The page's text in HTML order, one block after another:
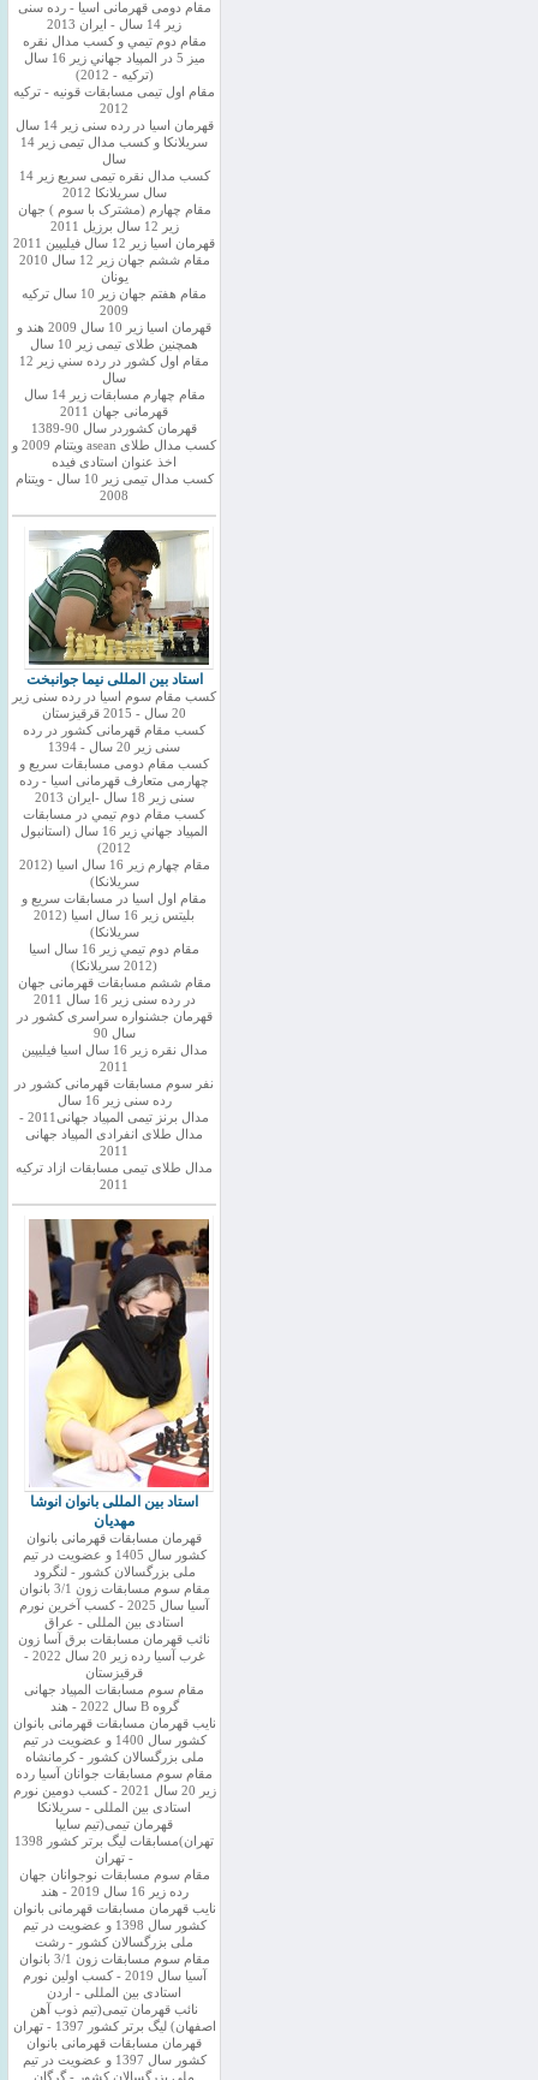
مقام دومی قهرمانی اسیا - رده سنی
زیر 14 سال - ایران 2013
مقام دوم تيمي و كسب مدال نقره
ميز 5 در المپياد جهاني زير 16 سال
(تركيه - 2012)
مقام اول تیمی مسابقات قونیه - ترکیه
2012
قهرمان اسیا در رده سنی زیر 14 سال
سريلانكا و کسب مدال تیمی زیر 14
سال
کسب مدال نقره تیمی سریع زیر 14
سال سریلانکا 2012
مقام چهارم (مشترک با سوم ) جهان
زیر 12 سال برزیل 2011
قهرمان اسيا زير 12 سال فیلیپین 2011
مقام ششم جهان زیر 12 سال 2010
یونان
مقام هفتم جهان زیر 10 سال ترکیه
2009
قهرمان اسيا زیر 10 سال 2009 هند و
همچنین طلای تیمی زیر 10 سال
مقام اول كشور در رده سني زير 12
سال
مقام چهارم مسابقات زیر 14 سال
قهرمانی جهان 2011
قهرمان کشوردر سال 90-1389
کسب مدال طلای asean ویتنام 2009 و
اخذ عنوان استادی فیده
کسب مدال تیمی زیر 10 سال - ویتنام
2008
استاد بین المللی نیما جوانبخت
کسب مقام سوم اسیا در رده سنی زیر
20 سال - 2015 قرقیزستان
کسب مقام قهرمانی کشور در رده
سنی زیر 20 سال - 1394
کسب مقام دومی مسابقات سریع و
چهارمی متعارف قهرمانی اسیا - رده
سنی زیر 18 سال -ایران 2013
كسب مقام دوم تيمي در مسابقات
المپياد جهاني زير 16 سال (استانبول
2012)
مقام چهارم زير 16 سال اسيا (2012
سريلانكا)
مقام اول اسيا در مسابقات سريع و
بليتس زير 16 سال اسيا (2012
سريلانكا)
مقام دوم تيمي زير 16 سال اسيا
(2012 سريلانكا)
مقام ششم مسابقات قهرمانی جهان
در رده سنی زیر 16 سال 2011
قهرمان جشنواره سراسری کشور در
سال 90
مدال نقره زیر 16 سال اسیا فیلیپین
2011
نفر سوم مسابقات قهرمانی کشور در
رده سنی زیر 16 سال
مدال برنز تیمی المپیاد جهانی2011 -
مدال طلای انفرادی المپیاد جهانی
2011
مدال طلای تیمی مسابقات ازاد ترکیه
2011
استاد بین المللی بانوان انوشا
مهدیان
قهرمان مسابقات قهرمانی بانوان
کشور سال 1405 و عضویت در تیم
ملی بزرگسالان کشور - لنگرود
مقام سوم مسابقات زون 3/1 بانوان
آسیا سال 2025 - کسب آخرین نورم
استادی بین المللی - عراق
نائب قهرمان مسابقات برق آسا زون
غرب آسیا رده زیر 20 سال 2022 -
قرقیزستان
مقام سوم مسابقات المپیاد جهانی
گروه B سال 2022 - هند
نایب قهرمان مسابقات قهرمانی بانوان
کشور سال 1400 و عضویت در تیم
ملی بزرگسالان کشور - کرمانشاه
مقام سوم مسابقات جوانان آسیا رده
زیر 20 سال 2021 - کسب دومین نورم
استادی بین المللی - سریلانکا
قهرمان تیمی(تیم سایپا
تهران)مسابقات لیگ برتر کشور 1398
- تهران
مقام سوم مسابقات نوجوانان جهان
رده زیر 16 سال 2019 - هند
نایب قهرمان مسابقات قهرمانی بانوان
کشور سال 1398 و عضویت در تیم
ملی بزرگسالان کشور - رشت
مقام سوم مسابقات زون 3/1 بانوان
آسیا سال 2019 - کسب اولین نورم
استادی بین المللی - اردن
نائب قهرمان تیمی(تیم ذوب آهن
اصفهان) لیگ برتر کشور 1397 - تهران
قهرمان مسابقات قهرمانی بانوان
کشور سال 1397 و عضویت در تیم
ملی بزرگسالان کشور - گرگان